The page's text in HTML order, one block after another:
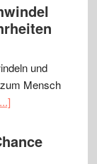
und
Mensch